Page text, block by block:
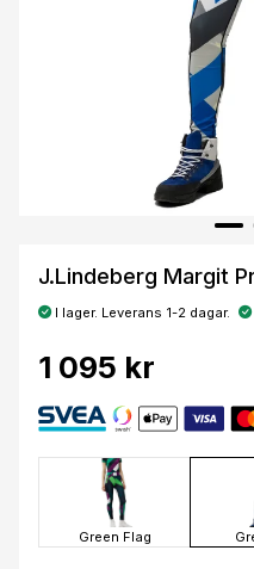
J.Lindeberg Margit
I lager. Leverans 1-2 dagar.
1 095 kr
Green Flag